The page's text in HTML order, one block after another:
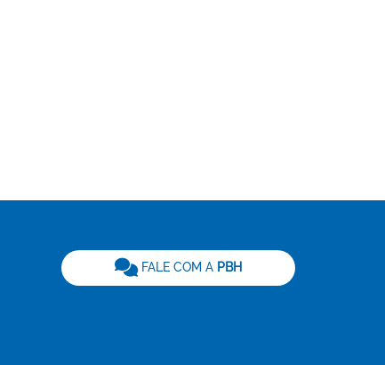
FALE COM A PBH